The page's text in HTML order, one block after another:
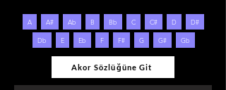
A A# Ab B Bb C C# D D#
Db E Eb F F# G G# Gb
Akor Sözlüğüne Git